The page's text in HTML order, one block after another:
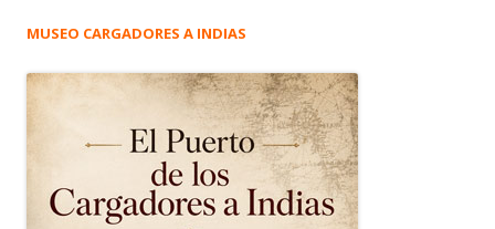
MUSEO CARGADORES A INDIAS